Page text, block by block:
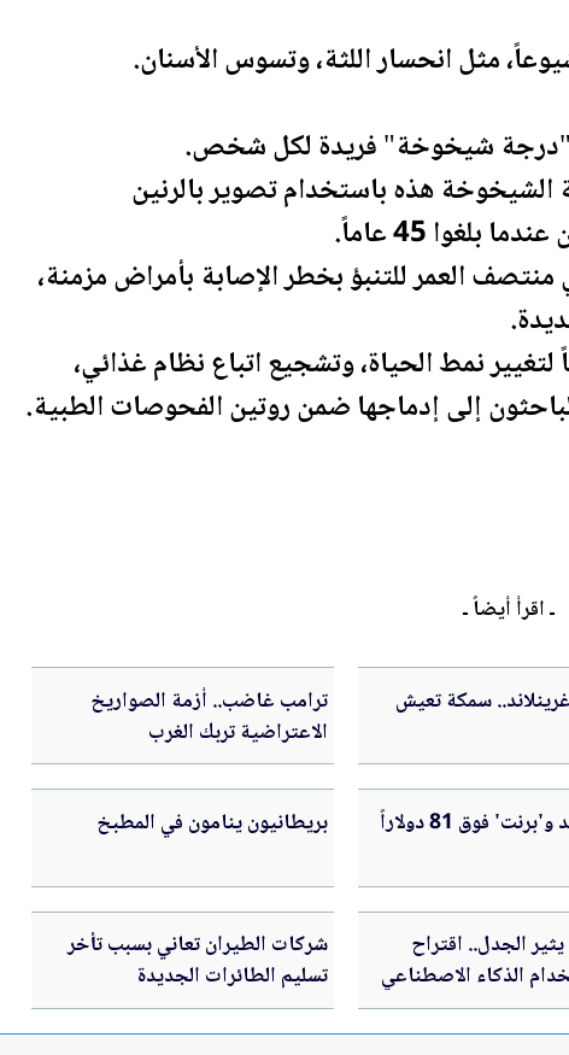
مثل انحسار اللثة، وتسوس الأسنان.
"درجة شيخوخة" فريدة لكل شخص.
هذه باستخدام تصوير بالرنين
45 عاماً.
العمر للتنبؤ بخطر الإصابة بأمراض مزمنة،
نمط الحياة، وتشجيع اتباع نظام غذائي،
إلى إدماجها ضمن روتين الفحوصات الطبية.
ـ اقرأ أيضاً ـ
سمكة تعيش
ترامب غاضب.. أزمة الصواريخ
الاعتراضية تربك الغرب
فوق 81 دولاراً بريطانيون ينامون في المطبخ
الجدل.. اقتراح
الذكاء الاصطناعي
شركات الطيران تعاني بسبب تأخر
تسليم الطائرات الجديدة